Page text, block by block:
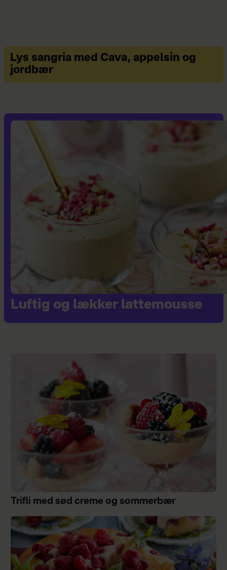
Lys sangria med Cava, appelsin og
jordbær
Luftig og lækker lattemousse
Trifli med sød creme og sommerbær